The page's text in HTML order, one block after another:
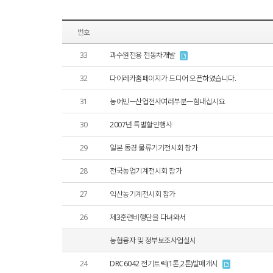
번호
33 과수원전용 전동차개발
32 다이레카홈페이지가 드디어 오픈하였습니다.
31 농어민ㅡ산업전사여러부분ㅡ힘내십시요
30 2007년 특별할인행사
29 일본 동경 물류기기전시회 참가
28 전국농업기계전시회 참가
27 익산농기계전시회 참가
26 제3훈련비행단을 다녀와서
농협융자 및 정부보조사업실시
24 DRC6042 전기트럭(1톤,2톤)발매개시